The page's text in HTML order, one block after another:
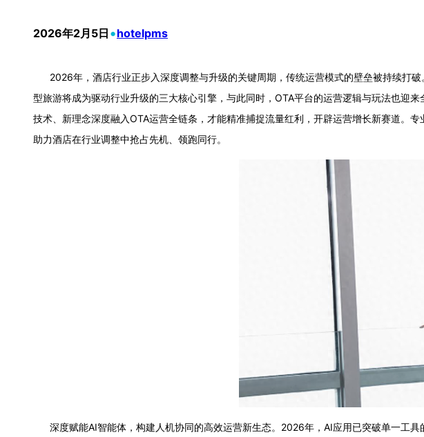
2026年2月5日 •hotelpms
2026年，酒店行业正步入深度调整与升级的关键周期，传统运营模式的壁垒被持续打
型旅游将成为驱动行业升级的三大核心引擎，与此同时，OTA平台的运营逻辑与玩法也迎
技术、新理念深度融入OTA运营全链条，才能精准捕捉流量红利，开辟运营增长新赛道。
助力酒店在行业调整中抢占先机、领跑同行。
深度赋能AI智能体，构建人机协同的高效运营新生态。2026年，AI应用已突破单一工具